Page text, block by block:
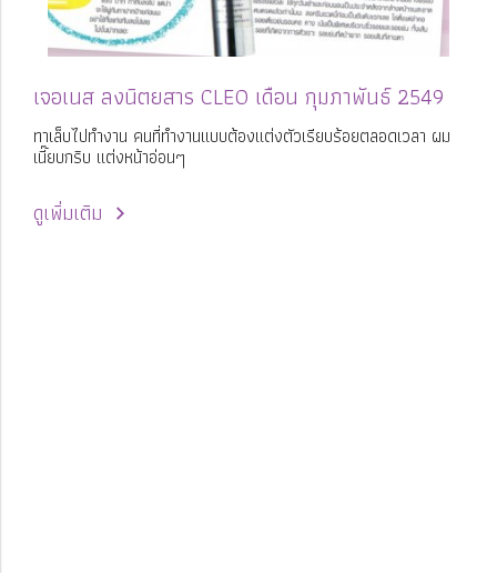
เจอเนส ลงนิตยสาร CLEO เดือน กุมภาพันธ์ 2549
ทาเล็บไปทำงาน คนที่ทำงานแบบต้องแต่งตัวเรียบร้อยตลอดเวลา ผม
เนี๊ยบกริบ แต่งหน้าอ่อนๆ
ดูเพิ่มเติม